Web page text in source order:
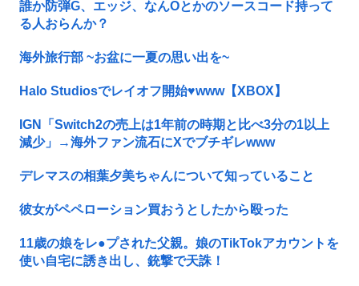
誰か防弾G、エッジ、なんOとかのソースコード持って
る人おらんか？
海外旅行部 ~お盆に一夏の思い出を~
Halo Studiosでレイオフ開始♥www【XBOX】
IGN「Switch2の売上は1年前の時期と比べ3分の1以上
減少」→海外ファン流石にXでブチギレwww
デレマスの相葉夕美ちゃんについて知っていること
彼女がペペローション買おうとしたから殴った
11歳の娘をレ●プされた父親。娘のTikTokアカウントを
使い自宅に誘き出し、銃撃で天誅！